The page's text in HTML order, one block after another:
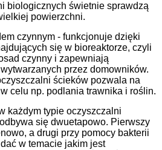
biologicznych świetnie sprawdzą
powierzchni.
czynnym - funkcjonuje dzięki
się w bioreaktorze, czyli
czynny i zapewniają
przez domowników.
ścieków pozwala na
celu np. podlania trawnika i roślin.
każdym typie oczyszczalni
się dwuetapowo. Pierwszy
a drugi przy pomocy bakterii
w temacie jakim jest